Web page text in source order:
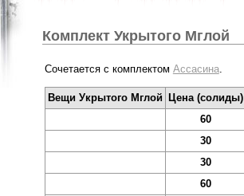
Комплект Укрытого Мглой
Сочетается с комплектом Ассасина.
Вещи Укрытого Мглой
Цена (солиды)
60
30
30
60